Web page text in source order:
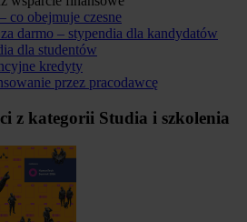
co obejmuje czesne
darmo – stypendia dla kandydatów
dla studentów
kredyty
przez pracodawcę
z kategorii Studia i szkolenia